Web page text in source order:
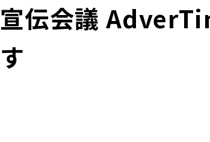
宣伝会議
す